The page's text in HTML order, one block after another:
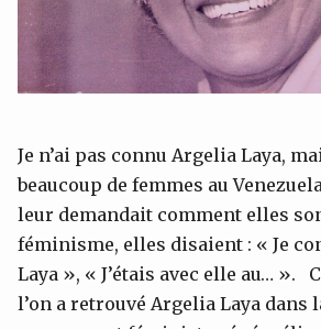
Je n’ai pas connu Argelia Laya,
beaucoup de femmes au
leur demandait comment elles
féminisme, elles disaient : « Je
Laya », « J’étais avec elle au… ».
l’on a retrouvé Argelia Laya dans